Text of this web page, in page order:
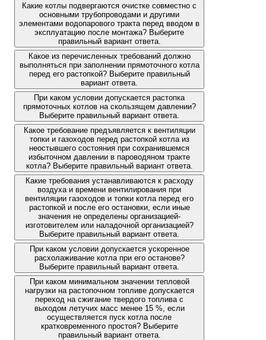
Какие котлы подвергаются очистке совместно с
основными трубопроводами и другими
элементами водопарового тракта перед вводом в
эксплуатацию после монтажа? Выберите
правильный вариант ответа.
Какое из перечисленных требований должно
выполняться при заполнении прямоточного котла
перед его растопкой? Выберите правильный
вариант ответа.
При каком условии допускается растопка
прямоточных котлов на скользящем давлении?
Выберите правильный вариант ответа.
Какое требование предъявляется к вентиляции
топки и газоходов перед растопкой котла из
неостывшего состояния при сохранившемся
избыточном давлении в пароводяном тракте
котла? Выберите правильный вариант ответа.
Какие требования устанавливаются к расходу
воздуха и времени вентилирования при
вентиляции газоходов и топки котла перед его
растопкой и после его остановки, если иные
значения не определены организацией-
изготовителем или наладочной организацией?
Выберите правильный вариант ответа.
При каком условии допускается ускоренное
расхолаживание котла при его останове?
Выберите правильный вариант ответа.
При каком минимальном значении тепловой
нагрузки на растопочном топливе допускается
переход на сжигание твердого топлива с
выходом летучих масс менее 15 %, если
осуществляется пуск котла после
кратковременного простоя? Выберите
правильный вариант ответа.